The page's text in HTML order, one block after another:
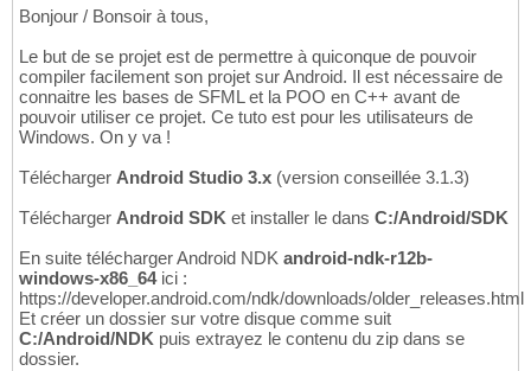
Bonjour / Bonsoir à tous,
Le but de se projet est de permettre à quiconque de pouvoir
compiler facilement son projet sur Android. Il est nécessaire de
connaitre les bases de SFML et la POO en C++ avant de
pouvoir utiliser ce projet. Ce tuto est pour les utilisateurs de
Windows. On y va !
Télécharger Android Studio 3.x (version conseillée 3.1.3)
Télécharger Android SDK et installer le dans C:/Android/SDK
En suite télécharger Android NDK android-ndk-r12b-
windows-x86_64ici :
https://developer.android.com/ndk/downloads/older_releases.html
Et créer un dossier sur votre disque comme suit
C:/Android/NDK puis extrayez le contenu du zip dans se
dossier.